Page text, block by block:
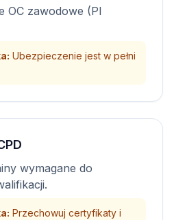
OC zawodowe (PI
: Ubezpieczenie jest w pełni
wymagane do
: Przechowuj certyfikaty i